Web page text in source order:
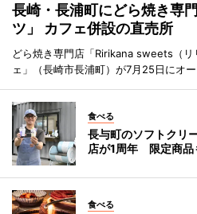
長崎・長浦町にどら焼き専
ツ」 カフェ併設の直売所
どら焼き専門店「Ririkana sweets（
ェ」（長崎市長浦町）が7月25日にオー
食べる
長与町のソフトクリ
店が1周年 限定商品
食べる